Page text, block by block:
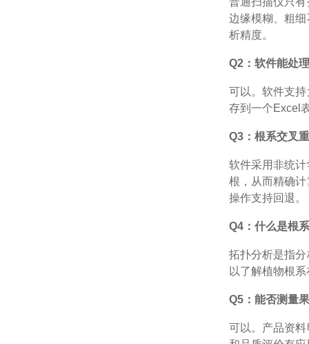
边缘模糊、粗
析精度。
Q2：软件能处
可以。软件支
存到一个Excel
Q3：根系交叉
软件采用非统
根，从而精确
操作支持回退。
Q4：什么是根
拓扑分析是指
以了解植物根
Q5：能否测量
可以。产品资